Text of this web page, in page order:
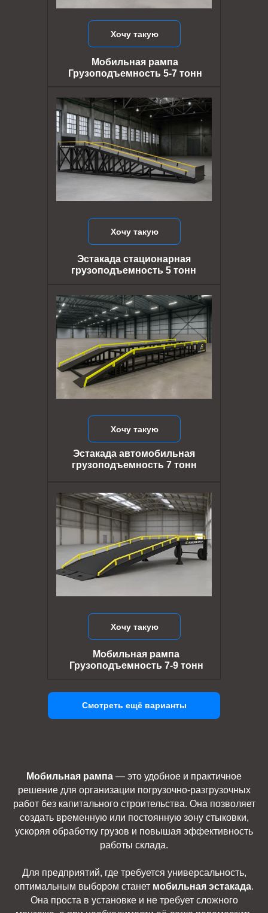
Хочу такую
Мобильная рампа
Грузоподъемность 7-9 тонн
Хочу такую
Эстакада автомобильная
грузоподъемность 7 тонн
Хочу такую
Эстакада стационарная
грузоподъемность 5 тонн
Хочу такую
Мобильная рампа
Грузоподъемность 5-7 тонн
Смотреть ещё варианты
Мобильная рампа — это удобное и практичное
решение для организации погрузочно-разгрузочных
работ без капитального строительства. Она позволяет
создать временную или постоянную зону стыковки,
ускоряя обработку грузов и повышая эффективность
работы склада.
Для предприятий, где требуется универсальность,
оптимальным выбором станет мобильная эстакада.
Она проста в установке и не требует сложного